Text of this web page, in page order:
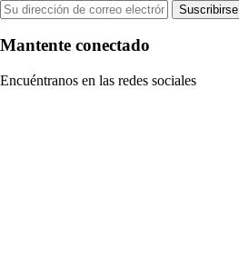
Suscribirse
Mantente conectado
Encuéntranos en las redes sociales